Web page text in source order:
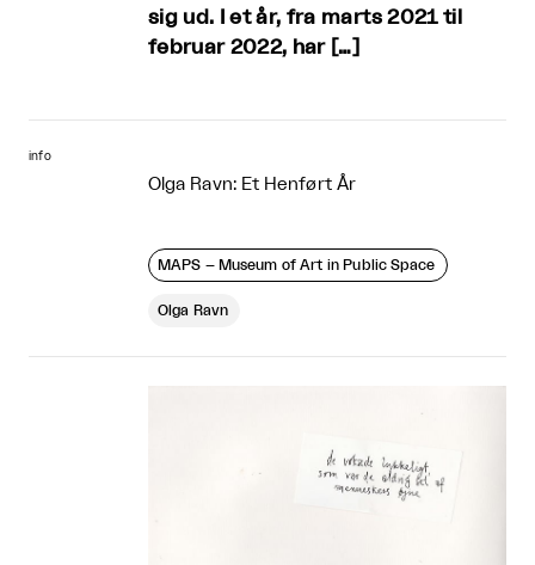
sig ud. I et år, fra marts 2021 til
februar 2022, har […]
info
Olga Ravn: Et Henført År
MAPS – Museum of Art in Public Space
Olga Ravn